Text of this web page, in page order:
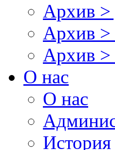
Архив >
Архив
Архив >
О нас
О нас
История